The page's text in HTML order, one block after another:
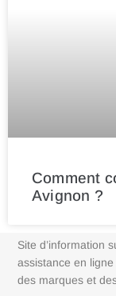
Comment
Avignon ?
Site d’information
assistance en
des marques et